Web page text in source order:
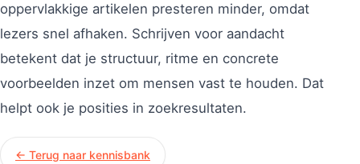
oppervlakkige artikelen presteren minder, omdat
lezers snel afhaken. Schrijven voor aandacht
betekent dat je structuur, ritme en concrete
voorbeelden inzet om mensen vast te houden. Dat
helpt ook je posities in zoekresultaten.
← Terug naar kennisbank